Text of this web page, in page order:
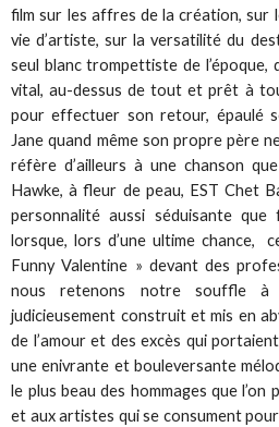
film sur les affres de la création, sur
vie d’artiste, sur la versatilité du
seul blanc trompettiste de l’époque,
vital, au-dessus de tout et prêt à
pour effectuer son retour, épaulé
Jane quand même son propre père
réfère d’ailleurs à une chanson
Hawke, à fleur de peau, EST Chet
personnalité aussi séduisante
lorsque, lors d’une ultime chance,
Funny Valentine » devant des
nous retenons notre souffle
judicieusement construit et mis en
de l’amour et des excès qui
une enivrante et bouleversante
le plus beau des hommages que
et aux artistes qui se consument